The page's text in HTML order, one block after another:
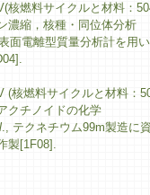
核燃料サイクルと材料：
濃縮，核種・同位体分析
面電離型質量分析計を用
(核燃料サイクルと材料：
クチノイドの化学
., テクネチウム99m製造に
製[1F08].